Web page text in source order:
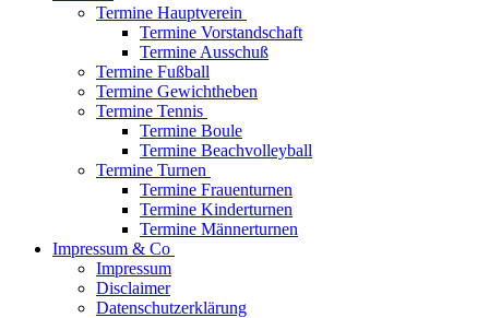
Termine Hauptverein
Termine Vorstandschaft
Termine Ausschuß
Termine Fußball
Termine Gewichtheben
Termine Tennis
Termine Boule
Termine Beachvolleyball
Termine Turnen
Termine Frauenturnen
Termine Kinderturnen
Termine Männerturnen
Impressum & Co
Impressum
Disclaimer
Datenschutzerklärung